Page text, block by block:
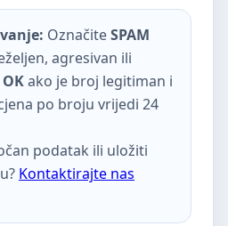
OznačiteSPAM
agresivan ili
OKako je broj legitiman i
po broju vrijedi 24
podatak ili uložiti
Kontaktirajte nas